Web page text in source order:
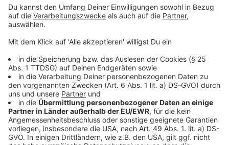
Frühstücksmobil zu Sebastian gefahren - mit dabei im
Gepäck: 200 frisch belegte Brötchen vom guten
zugeschlagen und dann durfte Jonas noch Radlader
fahren und auf einer Baustelle an der Weseler Straße
einen Wackerstampfer bedienen - letzteres hat
weniger gut geklappt.
Anzeige
Tag 2: Beim Rewe am Albersloher Weg